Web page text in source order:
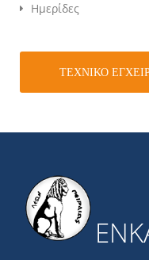
Ημερίδες
ΤΕΧΝΙΚΌ